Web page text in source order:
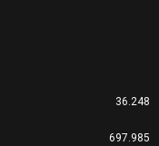
36.248
697.985